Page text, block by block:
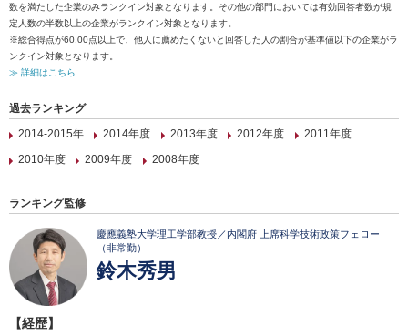
数を満たした企業のみランクイン対象となります。その他の部門においては有効回答者数が規
定人数の半数以上の企業がランクイン対象となります。
※総合得点が60.00点以上で、他人に薦めたくないと回答した人の割合が基準値以下の企業がラ
ンクイン対象となります。
≫ 詳細はこちら
過去ランキング
2014-2015年
2014年度 2013年度 2012年度
2011年度
2010年度
2009年度 2008年度
ランキング監修
慶應義塾大学理工学部教授／内閣府 上席科学技術政策フェロー
（非常勤）
鈴木秀男
【経歴】